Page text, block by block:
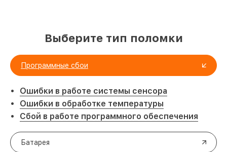
Выберите тип поломки
Программные сбои
Ошибки в работе системы сенсора
Ошибки в обработке температуры
Сбой в работе программного обеспечения
Батарея